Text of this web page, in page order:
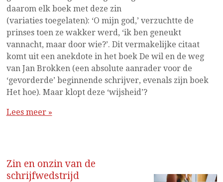
daarom elk boek met deze zin
(variaties toegelaten): ‘O mijn god,’ verzuchtte de
prinses toen ze wakker werd, ‘ik ben geneukt
vannacht, maar door wie?’. Dit vermakelijke citaat
komt uit een anekdote in het boek De wil en de weg
van Jan Brokken (een absolute aanrader voor de
‘gevorderde’ beginnende schrijver, evenals zijn boek
Het hoe). Maar klopt deze ‘wijsheid’?
Lees meer »
Zin en onzin van de
schrijfwedstrijd